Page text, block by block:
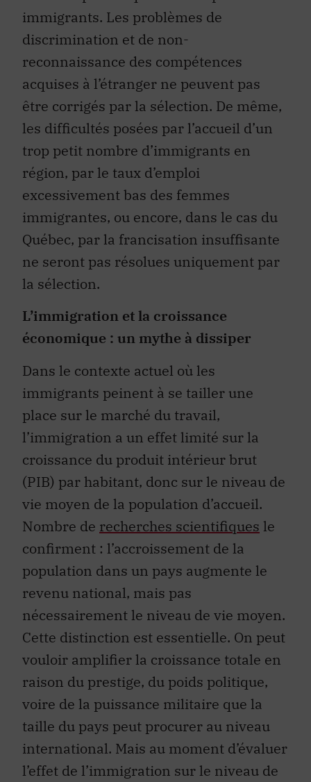
immigrants. Les problèmes de
discrimination et de non-
reconnaissance des compétences
acquises à l’étranger ne peuvent pas
être corrigés par la sélection. De même,
les difficultés posées par l’accueil d’un
trop petit nombre d’immigrants en
région, par le taux d’emploi
excessivement bas des femmes
immigrantes, ou encore, dans le cas du
Québec, par la francisation insuffisante
ne seront pas résolues uniquement par
la sélection.
L’immigration et la croissance
économique : un mythe à dissiper
Dans le contexte actuel où les
immigrants peinent à se tailler une
place sur le marché du travail,
l’immigration a un effet limité sur la
croissance du produit intérieur brut
(PIB) par habitant, donc sur le niveau de
vie moyen de la population d’accueil.
Nombre de recherches scientifiques le
confirment : l’accroissement de la
population dans un pays augmente le
revenu national, mais pas
nécessairement le niveau de vie moyen.
Cette distinction est essentielle. On peut
vouloir amplifier la croissance totale en
raison du prestige, du poids politique,
voire de la puissance militaire que la
taille du pays peut procurer au niveau
international. Mais au moment d’évaluer
l’effet de l’immigration sur le niveau de